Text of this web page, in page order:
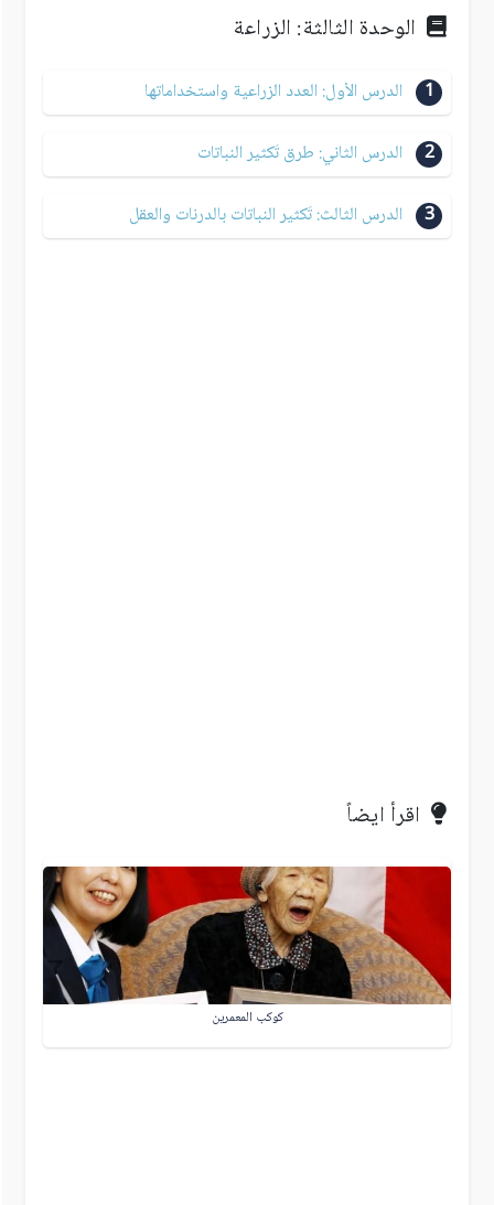
الوحدة الثالثة: الزراعة
1 الدرس الأول: العدد الزراعية واستخداماتها
2 الدرس الثاني: طرق تَكثير النباتات
3 الدرس الثالث: تَكثير النباتات بالدرنات والعقل
اقرأ ايضاً
كوكب المعمرين